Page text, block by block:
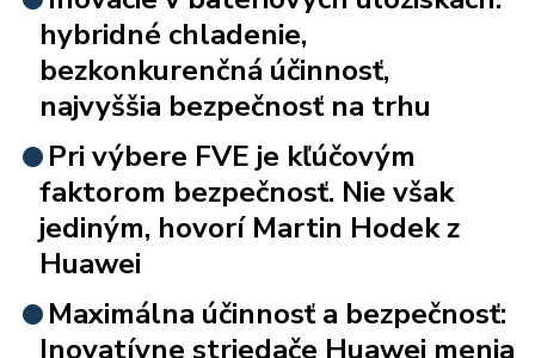
hybridné chladenie,
bezkonkurenčná účinnosť,
najvyššia bezpečnosť na trhu
Pri výbere FVE je kľúčovým
faktorom bezpečnosť. Nie však
jediným, hovorí Martin Hodek z
Huawei
Maximálna účinnosť a bezpečnosť:
Inovatívne striedače Huawei menia